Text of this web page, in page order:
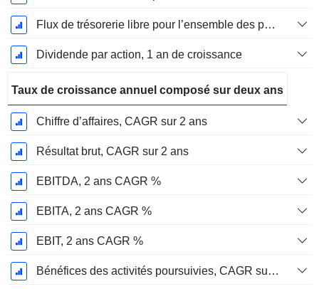
Flux de trésorerie libre pour l’ensemble des pourvoyeurs de fonds (créanciers et actionnaires) FCFF, Croissance 1 an
Dividende par action, 1 an de croissance
Taux de croissance annuel composé sur deux ans
Chiffre d’affaires, CAGR sur 2 ans
Résultat brut, CAGR sur 2 ans
EBITDA, 2 ans CAGR %
EBITA, 2 ans CAGR %
EBIT, 2 ans CAGR %
Bénéfices des activités poursuivies, CAGR sur 2 ans